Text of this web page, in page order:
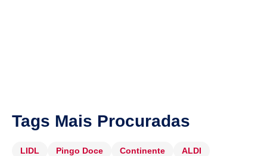
Tags Mais Procuradas
LIDL Pingo Doce Continente
ALDI